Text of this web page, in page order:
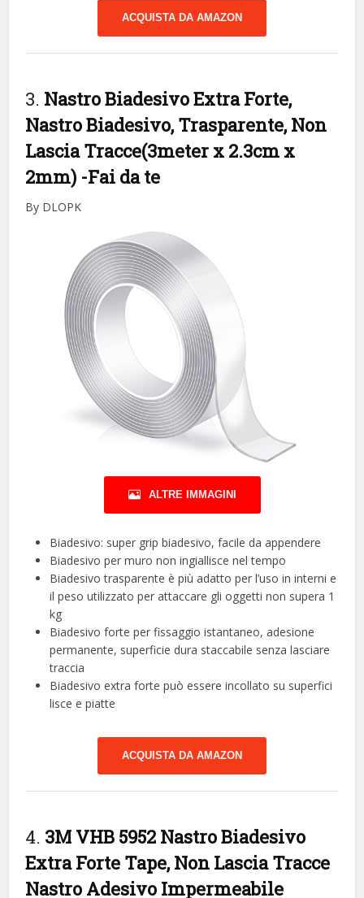
ACQUISTA DA AMAZON
3. Nastro Biadesivo Extra Forte,
Nastro Biadesivo, Trasparente, Non
Lascia Tracce(3meter x 2.3cm x
2mm) -Fai da te
By DLOPK
ALTRE IMMAGINI
Biadesivo: super grip biadesivo, facile da appendere
Biadesivo per muro non ingiallisce nel tempo
Biadesivo trasparente è più adatto per l’uso in interni e
il peso utilizzato per attaccare gli oggetti non supera 1
kg
Biadesivo forte per fissaggio istantaneo, adesione
permanente, superficie dura staccabile senza lasciare
traccia
Biadesivo extra forte può essere incollato su superfici
lisce e piatte
ACQUISTA DA AMAZON
4. 3M VHB 5952 Nastro Biadesivo
Extra Forte Tape, Non Lascia Tracce
Nastro Adesivo Impermeabile